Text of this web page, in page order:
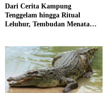
Dari Cerita Kampung
Tenggelam hingga Ritual
Leluhur, Tembudan Menata